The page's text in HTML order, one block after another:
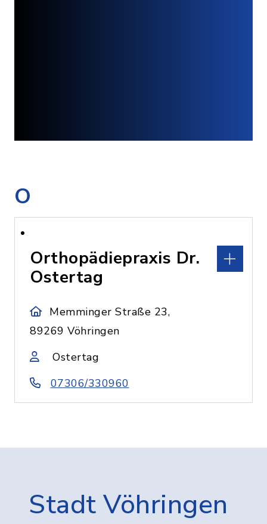
O
Orthopädiepraxis Dr.
Ostertag
Memminger Straße 23,
89269 Vöhringen
Ostertag
07306/330960
Stadt Vöhringen